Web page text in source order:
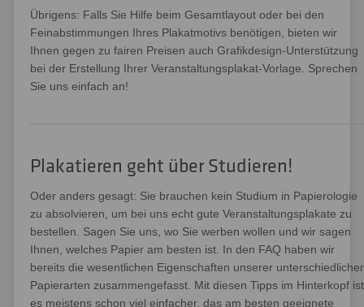
Übrigens: Falls Sie Hilfe beim Gesamtlayout oder bei den
Feinabstimmungen Ihres Plakatmotivs benötigen, bieten wir
Ihnen gegen zu fairen Preisen auch Grafikdesign-Unterstützung
bei der Erstellung Ihrer Veranstaltungsplakat-Vorlage. Sprechen
Sie uns einfach an!
Plakatieren geht über Studieren!
Oder anders gesagt: Sie brauchen kein Studium in Papierologie
zu absolvieren, um bei uns echt gute Veranstaltungsplakate zu
bestellen. Sagen Sie uns, wo Sie werben wollen und wir sagen
Ihnen, welches Papier am besten ist. In den FAQ haben wir
bereits die wesentlichen Eigenschaften unserer
Papierarten zusammengefasst. Mit diesen Tipps im Hinterkopf ist
es meistens schon viel einfacher, das am besten geeignete